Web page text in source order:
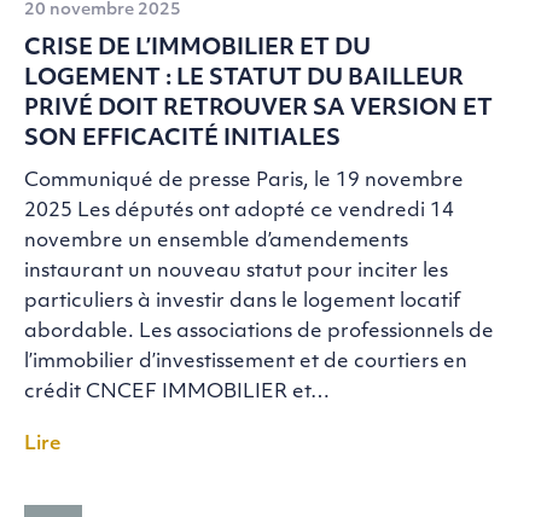
20 novembre 2025
CRISE DE L’IMMOBILIER ET DU
LOGEMENT : LE STATUT DU BAILLEUR
PRIVÉ DOIT RETROUVER SA VERSION ET
SON EFFICACITÉ INITIALES
Communiqué de presse Paris, le 19 novembre
2025 Les députés ont adopté ce vendredi 14
novembre un ensemble d’amendements
instaurant un nouveau statut pour inciter les
particuliers à investir dans le logement locatif
abordable. Les associations de professionnels de
l’immobilier d’investissement et de courtiers en
crédit CNCEF IMMOBILIER et…
Lire